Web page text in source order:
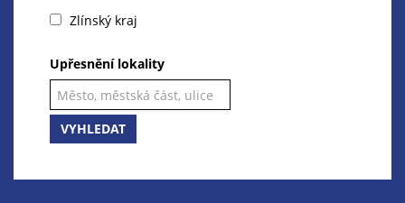
Zlínský kraj
Upřesnění lokality
VYHLEDAT